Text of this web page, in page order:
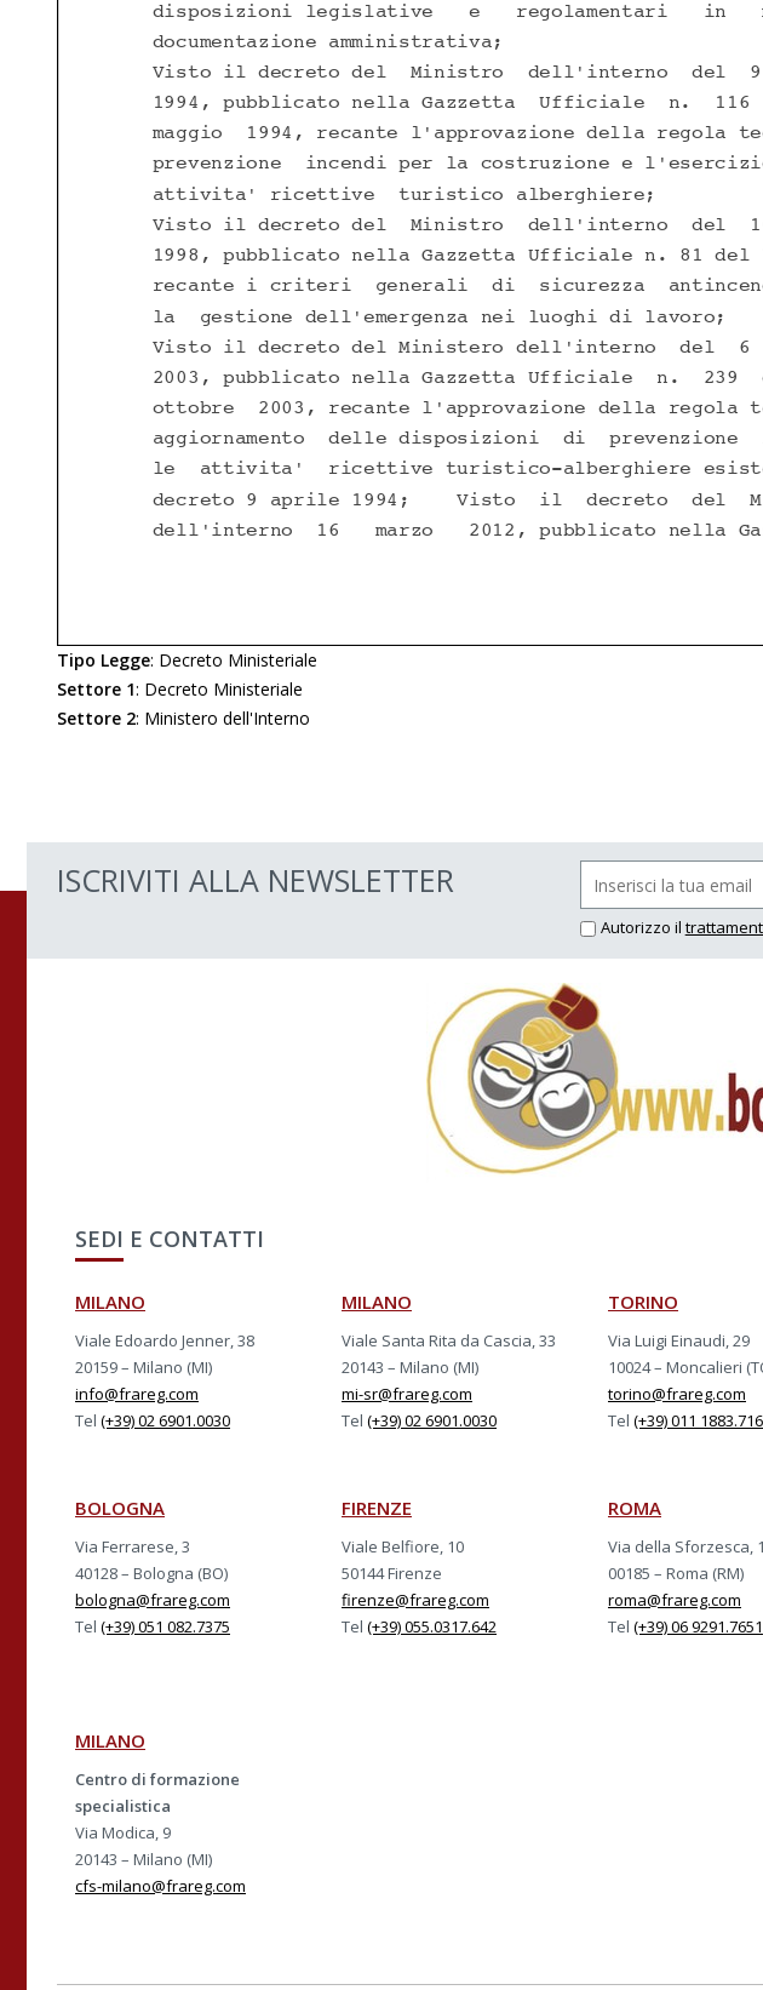
Tipo Legge: Decreto Ministeriale
Settore 1: Decreto Ministeriale
Settore 2: Ministero dell'Interno
ISCRIVITI ALLA NEWSLETTER
Autorizzo il
SEDI E CONTATTI
MILANO
Viale Edoardo Jenner, 38
20159 – Milano (MI)
info@frareg.com
Tel (+39) 02 6901.0030
MILANO
Viale Santa Rita da Cascia, 33
20143 – Milano (MI)
mi-sr@frareg.com
Tel (+39) 02 6901.0030
TORINO
Via Luigi Einaudi, 29
10024 – Moncalieri
torino@frareg.com
Tel (+39) 011
BOLOGNA
Via Ferrarese, 3
40128 – Bologna (BO)
bologna@frareg.com
Tel (+39) 051 082.7375
FIRENZE
Viale Belfiore, 10
50144 Firenze
firenze@frareg.com
Tel (+39) 055.0317.642
ROMA
Via della Sforzesca,
00185 – Roma (RM)
roma@frareg.com
Tel (+39) 06 9291.7651
MILANO
Centro di formazione
specialistica
Via Modica, 9
20143 – Milano (MI)
cfs-milano@frareg.com